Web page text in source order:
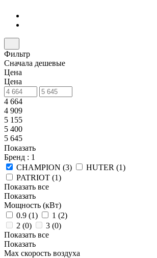
Фильтр
Сначала дешевые
Цена
Цена
4 664
4 909
5 155
5 400
5 645
Показать
Бренд : 1
CHAMPION (3) HUTER (1)
PATRIOT (1)
Показать все
Показать
Мощность (кВт)
0.9 (1) 1 (2)
2 (0) 3 (0)
Показать все
Показать
Max скорость воздуха